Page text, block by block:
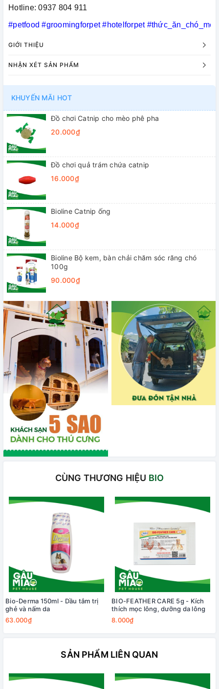
Hotline: 0937 804 911
#petfood #groomingforpet #hotelforpet #thức_ăn_chó_mèo
GIỚI THIỆU
NHẬN XÉT SẢN PHẨM
KHUYẾN MÃI HOT
Đồ chơi Catnip cho mèo phê pha
20.000₫
Đồ chơi quả trám chứa catnip
16.000₫
Bioline Catnip ống
14.000₫
Bioline Bộ kem, bàn chải chăm sóc răng chó
100g
90.000₫
CÙNG THƯƠNG HIỆU BIO
Bio-Derma 150ml - Dầu tắm trị
ghẻ và nấm da
63.000₫
BIO-FEATHER CARE 5g - Kích
thích mọc lông, dưỡng da lông
8.000₫
SẢN PHẨM LIÊN QUAN